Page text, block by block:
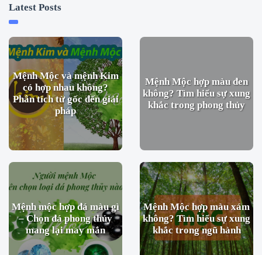
Latest Posts
Mệnh Mộc và mệnh Kim
có hợp nhau không?
Phân tích từ gốc đến giải
pháp
Mệnh Mộc hợp màu đen
không? Tìm hiểu sự xung
khắc trong phong thủy
Mệnh mộc hợp đá màu gì
– Chọn đá phong thủy
mang lại may mắn
Mệnh Mộc hợp màu xám
không? Tìm hiểu sự xung
khắc trong ngũ hành